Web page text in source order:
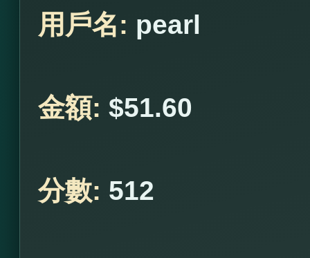
用戶名: pearl
金額: $51.60
分數: 512